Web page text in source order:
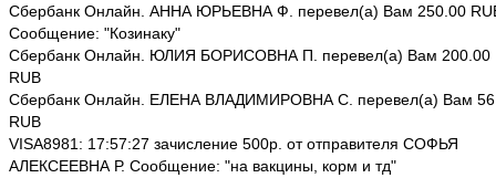
Сбербанк Онлайн. АННА ЮРЬЕВНА Ф. перевел(а) Вам 250.00
Сообщение: "Козинаку"
Сбербанк Онлайн. ЮЛИЯ БОРИСОВНА П. перевел(а) Вам 200.00
RUB
Сбербанк Онлайн. ЕЛЕНА ВЛАДИМИРОВНА С. перевел(а) Вам
RUB
VISA8981: 17:57:27 зачисление 500р. от отправителя СОФЬЯ
АЛЕКСЕЕВНА Р. Сообщение: "на вакцины, корм и тд"